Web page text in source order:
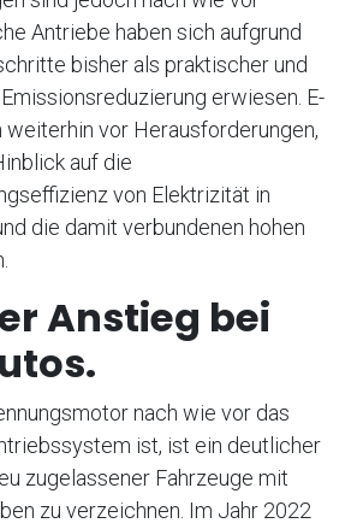
Antriebe haben sich aufgrund
bisher als praktischer und
erwiesen. E-
vor Herausforderungen,
auf die
von Elektrizität in
die damit verbundenen hohen
Anstieg bei
nach wie vor das
ist, ist ein deutlicher
zugelassener Fahrzeuge mit
zu verzeichnen. Im Jahr 2022